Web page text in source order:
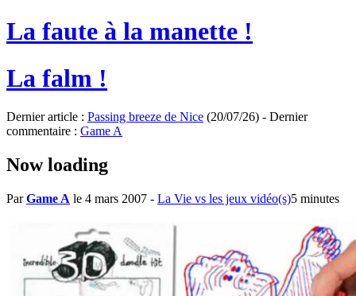
La faute à la manette !
La falm !
Dernier article : Passing breeze de Nice (20/07/26) - Dernier
commentaire : Game A
Now loading
ParGame A le 4 mars 2007 - La Vie vs les jeux vidéo(s)5 minutes